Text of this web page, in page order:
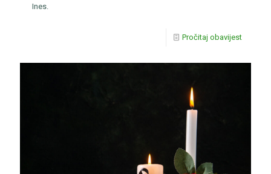
Ines.
Pročitaj obavijest